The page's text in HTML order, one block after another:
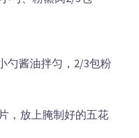
勺酱油拌匀，2/3包粉
，放上腌制好的五花